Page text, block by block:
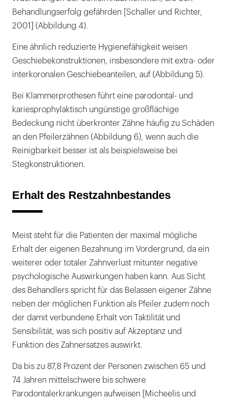
Behandlungserfolg gefährden [Schaller und Richter,
2001] (Abbildung 4).
Eine ähnlich reduzierte Hygienefähigkeit weisen
Geschiebekonstruktionen, insbesondere mit extra- oder
interkoronalen Geschiebeanteilen, auf (Abbildung 5).
Bei Klammerprothesen führt eine parodontal- und
kariesprophylaktisch ungünstige großflächige
Bedeckung nicht überkronter Zähne häufig zu Schäden
an den Pfeilerzähnen (Abbildung 6), wenn auch die
Reinigbarkeit besser ist als beispielsweise bei
Stegkonstruktionen.
Erhalt des Restzahnbestandes
Meist steht für die Patienten der maximal mögliche
Erhalt der eigenen Bezahnung im Vordergrund, da ein
weiterer oder totaler Zahnverlust mitunter negative
psychologische Auswirkungen haben kann. Aus Sicht
des Behandlers spricht für das Belassen eigener Zähne
neben der möglichen Funktion als Pfeiler zudem noch
der damit verbundene Erhalt von Taktilität und
Sensibilität, was sich positiv auf Akzeptanz und
Funktion des Zahnersatzes auswirkt.
Da bis zu 87,8 Prozent der Personen zwischen 65 und
74 Jahren mittelschwere bis schwere
Parodontalerkrankungen aufweisen [Micheelis und